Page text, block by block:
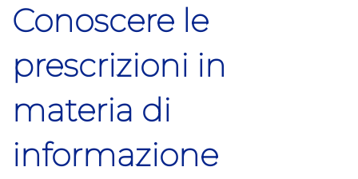
Conoscere le
prescrizioni in
materia di
informazione